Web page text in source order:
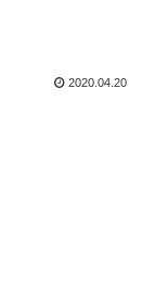
2020.04.20